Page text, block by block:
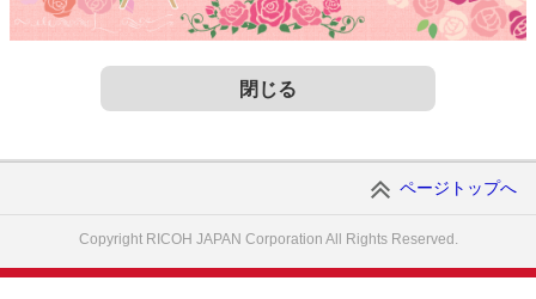
閉じる
ページトップへ
Copyright RICOH JAPAN Corporation All Rights Reserved.